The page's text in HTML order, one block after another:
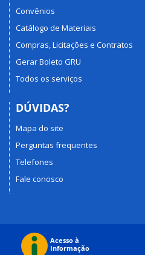
Convênios
Catálogo de Materiais
Compras, Licitações e Contratos
Gerar Boleto GRU
Todos os serviços
DÚVIDAS?
Mapa do site
Perguntas frequentes
Telefones
Fale conosco